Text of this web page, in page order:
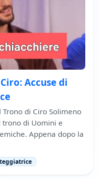
Accuse di
Trono di Ciro Solimeno
trono di Uomini e
Appena dopo la